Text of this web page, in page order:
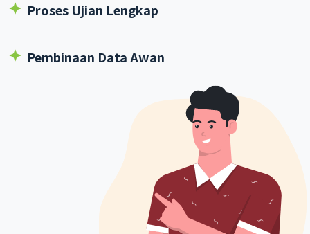
Proses Ujian Lengkap
Pembinaan Data Awan